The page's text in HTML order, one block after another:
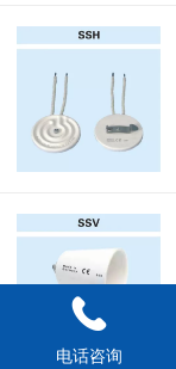
电话咨询